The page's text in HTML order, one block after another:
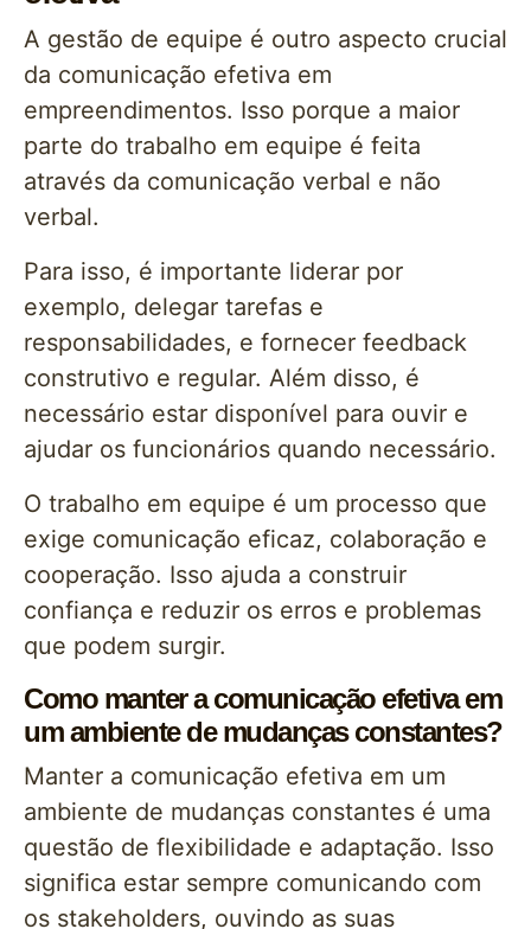
A gestão de equipe é outro aspecto crucial
da comunicação efetiva em
empreendimentos. Isso porque a maior
parte do trabalho em equipe é feita
através da comunicação verbal e não
verbal.
Para isso, é importante liderar por
exemplo, delegar tarefas e
responsabilidades, e fornecer feedback
construtivo e regular. Além disso, é
necessário estar disponível para ouvir e
ajudar os funcionários quando necessário.
O trabalho em equipe é um processo que
exige comunicação eficaz, colaboração e
cooperação. Isso ajuda a construir
confiança e reduzir os erros e problemas
que podem surgir.
Como manter a comunicação efetiva em
um ambiente de mudanças constantes?
Manter a comunicação efetiva em um
ambiente de mudanças constantes é uma
questão de flexibilidade e adaptação. Isso
significa estar sempre comunicando com
os stakeholders, ouvindo as suas